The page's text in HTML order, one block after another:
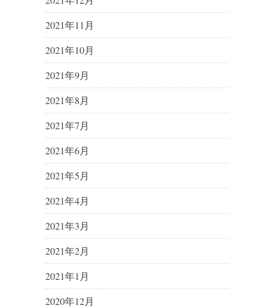
2021年11月
2021年10月
2021年9月
2021年8月
2021年7月
2021年6月
2021年5月
2021年4月
2021年3月
2021年2月
2021年1月
2020年12月